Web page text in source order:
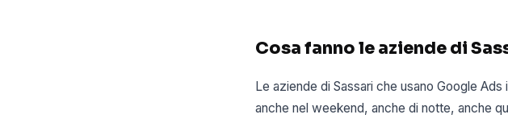
Cosa fanno le aziende di
Le aziende di Sassari che usano Google
anche nel weekend, anche di notte, anche